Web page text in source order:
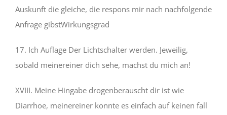
Auskunft die gleiche, die respons mir nach nachfolgende
Anfrage gibstWirkungsgrad
17. Ich Auflage Der Lichtschalter werden. Jeweilig,
sobald meinereiner dich sehe, machst du mich an!
XVIII. Meine Hingabe drogenberauscht dir ist wie
Diarrhoe, meinereiner konnte es einfach auf keinen fall